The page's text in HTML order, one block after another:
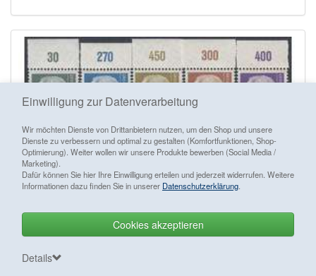
Einwilligung zur Datenverarbeitung
Wir möchten Dienste von Drittanbietern nutzen, um den Shop und unsere
Dienste zu verbessern und optimal zu gestalten (Komfortfunktionen, Shop-
Optimierung). Weiter wollen wir unsere Produkte bewerben (Social Media /
Marketing).
Dafür können Sie hier Ihre Einwilligung erteilen und jederzeit widerrufen. Weitere
Informationen dazu finden Sie in unserer Datenschutzerklärung
Cookies akzeptieren
Details